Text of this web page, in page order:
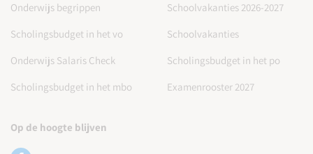
Onderwijs begrippen
Schoolvakanties 2026-2027
Scholingsbudget in het vo
Schoolvakanties
Onderwijs Salaris Check
Scholingsbudget in het po
Scholingsbudget in het mbo
Examenrooster 2027
Op de hoogte blijven